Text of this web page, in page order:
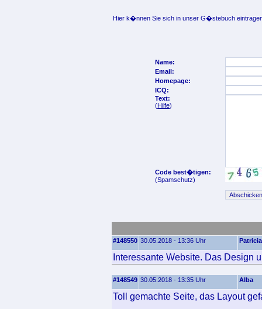
Hier k�nnen Sie sich in unser G�stebuch
Name:
Email:
Homepage:
ICQ:
Text:
(Hilfe)
Code best�tigen:
(Spamschutz)
#148550 30.05.2018 - 13:36 Uhr Patricia
Interessante Website. Das Design
#148549 30.05.2018 - 13:35 Uhr Alba
Toll gemachte Seite, das Layout